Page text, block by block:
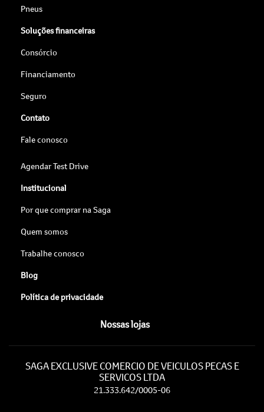
Pneus
Soluções financeiras
Consórcio
Financiamento
Seguro
Contato
Fale conosco
Agendar Test Drive
Institucional
Por que comprar na Saga
Quem somos
Trabalhe conosco
Blog
Política de privacidade
Nossas lojas
SAGA EXCLUSIVE COMERCIO DE VEICULOS PECAS E
SERVICOS LTDA
21.333.642/0005-06